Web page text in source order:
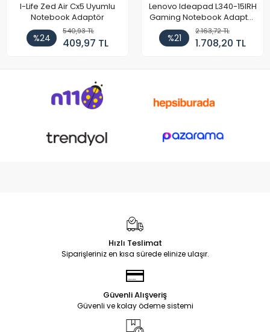
I-Life Zed Air Cx5 Uyumlu
Notebook Adaptör
%24
540,93 TL
409,97 TL
Lenovo Ideapad L340-15IRH
Gaming Notebook Adaptör
Cihazı Şarj Aleti (150W)
%21
2.163,72 TL
1.708,20 TL
Hızlı Teslimat
Siparişleriniz en kısa sürede elinize ulaşır.
Güvenli Alışveriş
Güvenli ve kolay ödeme sistemi